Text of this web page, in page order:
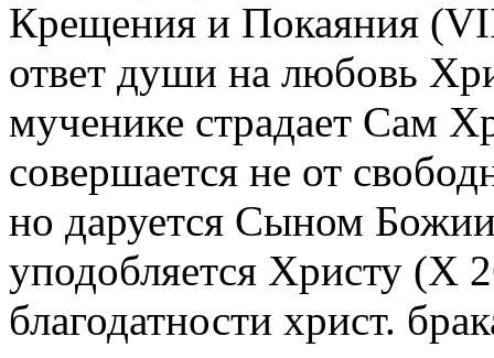
Крещения и Покаяния
ответ души на любовь
мученике страдает Сам
совершается не от
но даруется Сыном
уподобляется Христу (X
благодатности христ.